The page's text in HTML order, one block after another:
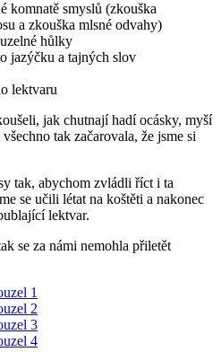
komnatě smyslů (zkouška
a zkouška mlsné odvahy)
hůlky
jazýčku a tajných slov
lektvaru
jak chutnají hadí ocásky, myší
tak začarovala, že jsme si
tak, abychom zvládli říct i ta
se učili létat na koštěti a nakonec
lektvar.
se za námi nemohla přiletět